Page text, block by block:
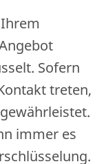
Sofern
treten,
immer es